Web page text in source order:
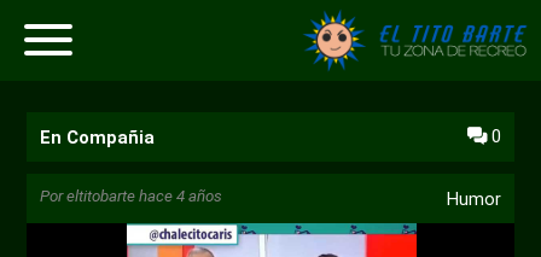
En Compañia 0
Poreltitobarte hace 4 años Humor